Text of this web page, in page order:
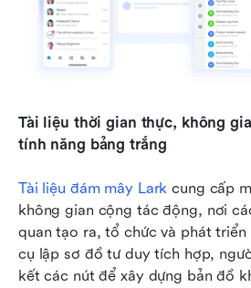
Tài liệu thời gian thực, không
tính năng bảng trắng
Tài liệu đám mây Lark cung cấp
không gian cộng tác động, nơi
quan tạo ra, tổ chức và phát
cụ lập sơ đồ tư duy tích hợp,
kết các nút để xây dựng bản đồ